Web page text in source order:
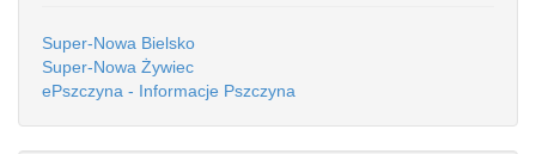
Super-Nowa Bielsko
Super-Nowa Żywiec
ePszczyna - Informacje Pszczyna